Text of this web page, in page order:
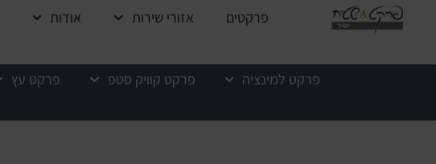
פרקטים אזורי שירות אודות
פרקט למינציה פרקט קוויק סטפ פרקט עץ